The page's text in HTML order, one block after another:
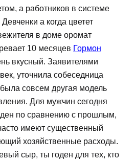
а работников в системе
а когда цветет
в доме оромат
10 месяцев Гормон
вкусный. Заявителями
уточнила собеседница
совсем другая модель
Для мужчин сегодня
по сравнению с прошлым,
имеют существенный
хозяйственные расходы.
сыр, ты годен для тех, кто